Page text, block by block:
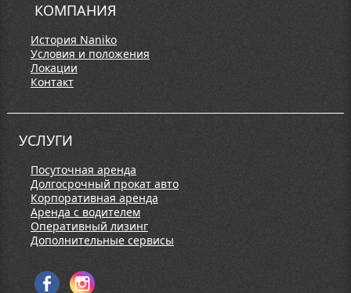
КОМПАНИЯ
История Naniko
Условия и положения
Локации
Контакт
УСЛУГИ
Посуточная аренда
Долгосрочный прокат авто
Корпоративная аренда
Аренда с водителем
Оперативный лизинг
Дополнительные сервисы